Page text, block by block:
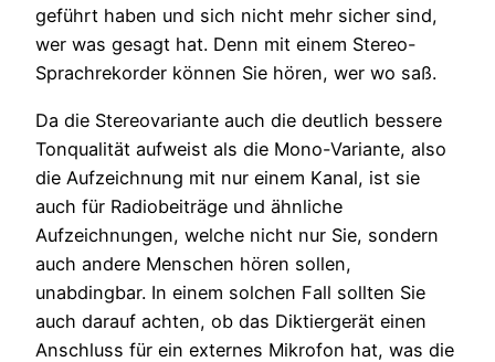
geführt haben und sich nicht mehr sicher sind,
wer was gesagt hat. Denn mit einem Stereo-
Sprachrekorder können Sie hören, wer wo saß.
Da die Stereovariante auch die deutlich bessere
Tonqualität aufweist als die Mono-Variante, also
die Aufzeichnung mit nur einem Kanal, ist sie
auch für Radiobeiträge und ähnliche
Aufzeichnungen, welche nicht nur Sie, sondern
auch andere Menschen hören sollen,
unabdingbar. In einem solchen Fall sollten Sie
auch darauf achten, ob das Diktiergerät einen
Anschluss für ein externes Mikrofon hat, was die